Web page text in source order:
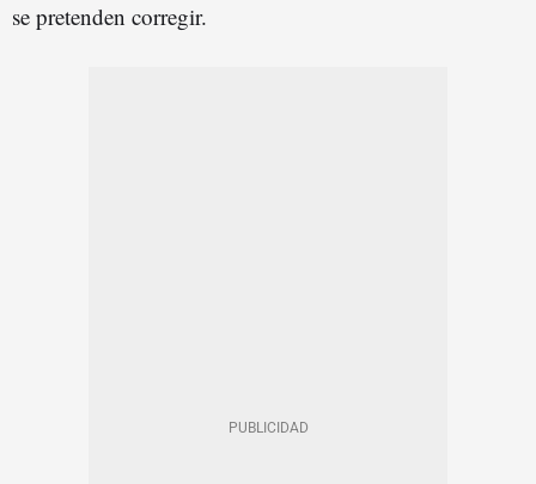
se pretenden corregir.